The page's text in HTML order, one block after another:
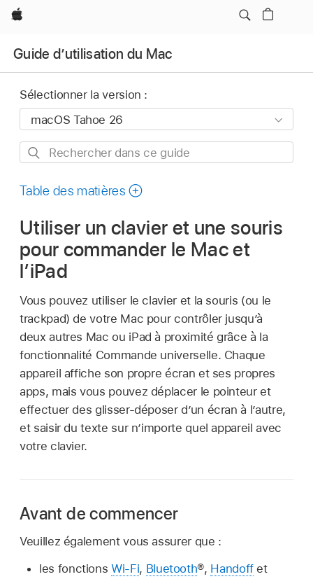
Apple
Guide d’utilisation du Mac
Sélectionner la version :
Rechercher
ce
Table des matières
Utiliser un clavier et une souris
pour commander le Mac et
l’iPad
Vous pouvez utiliser le clavier et la souris (ou le
trackpad) de votre Mac pour contrôler jusqu’à
deux autres Mac ou iPad à proximité grâce à la
fonctionnalité Commande universelle. Chaque
appareil affiche son propre écran et ses propres
apps, mais vous pouvez déplacer le pointeur et
effectuer des glisser-déposer d’un écran à l’autre,
et saisir du texte sur n’importe quel appareil avec
votre clavier.
Avant de commencer
Veuillez également vous assurer que :
les fonctionsWi-Fi, Bluetooth®, Handoffet